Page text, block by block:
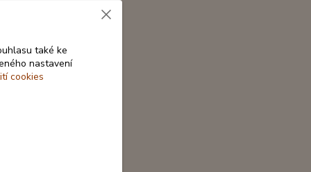
také ke
nastavení
cookies